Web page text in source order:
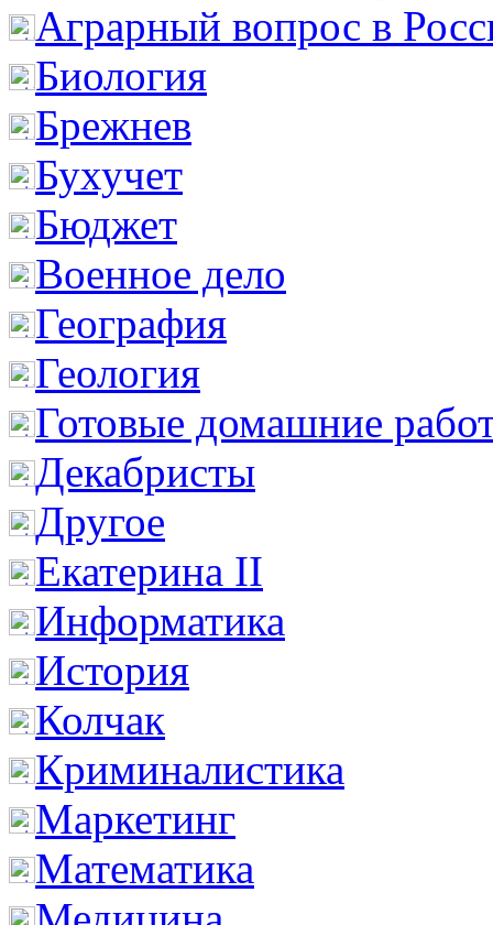
Аграрный вопрос в
Биология
Брежнев
Бухучет
Бюджет
Военное дело
География
Геология
Готовые домашние
Декабристы
Другое
Екатерина II
Информатика
История
Колчак
Криминалистика
Маркетинг
Математика